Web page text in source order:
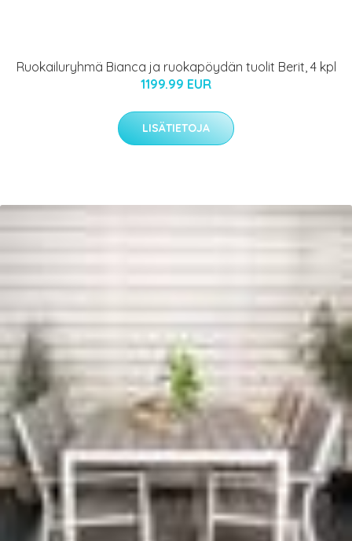
Ruokailuryhmä Bianca ja ruokapöydän tuolit Berit, 4 kpl
1199.99 EUR
LISÄTIETOJA